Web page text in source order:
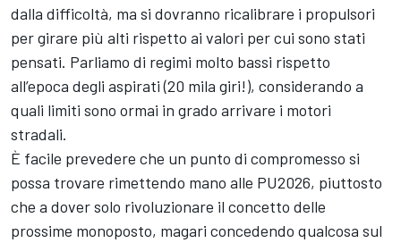
dalla difficoltà, ma si dovranno ricalibrare i propulsori
per girare più alti rispetto ai valori per cui sono stati
pensati. Parliamo di regimi molto bassi rispetto
all’epoca degli aspirati (20 mila giri!), considerando a
quali limiti sono ormai in grado arrivare i motori
stradali.
È facile prevedere che un punto di compromesso si
possa trovare rimettendo mano alle PU2026, piuttosto
che a dover solo rivoluzionare il concetto delle
prossime monoposto, magari concedendo qualcosa sul